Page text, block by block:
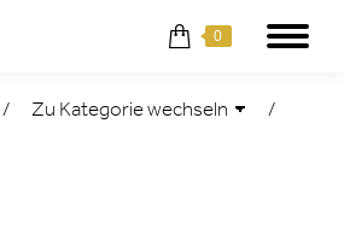
0
/ /